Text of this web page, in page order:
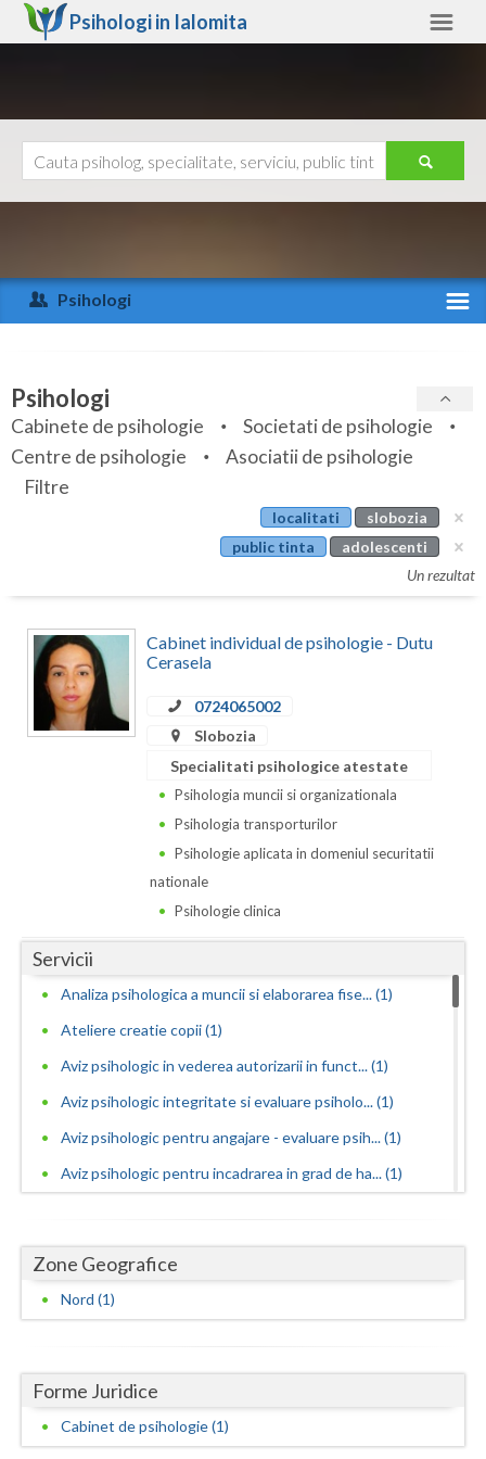
Psihologi in Ialomita
Arad
Arges
Bihor
Bistrita-Nasaud
Botosani
Bucuresti
Buzau
Calarasi
Dolj
Galati
Giurgiu
Gorj
Hunedoara
Iasi
Ilfov
Mehedinti
Ajutor
Psihologi
Specialitati
Servicii
Articole
Psihologi
Cabinete de psihologie
Societati de psihologie
Centre de psihologie
Asociatii de psihologie
Filtre
localitati
slobozia
public tinta
adolescenti
Un rezultat
Cabinet individual de psihologie - Dutu
Cerasela
0724065002
Slobozia
Specialitati psihologice atestate
Psihologia muncii si organizationala
Psihologia transporturilor
Psihologie aplicata in domeniul securitatii
nationale
Psihologie clinica
Servicii
Analiza psihologica a muncii si elaborarea fise... (1)
Ateliere creatie copii (1)
Aviz psihologic in vederea autorizarii in funct... (1)
Aviz psihologic integritate si evaluare psiholo... (1)
Aviz psihologic pentru angajare - evaluare psih... (1)
Aviz psihologic pentru incadrarea in grad de ha... (1)
Aviz psihologic pentru mentinerea in functie - ... (1)
Aviz psihologic pentru obtinere permis portarma... (1)
Aviz psihologic pentru obtinerea permisului de ... (1)
Aviz psihologic si evaluare clinica la cerere c... (1)
Avize psihologice necesare la angajare si menti... (1)
Zone Geografice
Nord (1)
Forme Juridice
Cabinet de psihologie (1)